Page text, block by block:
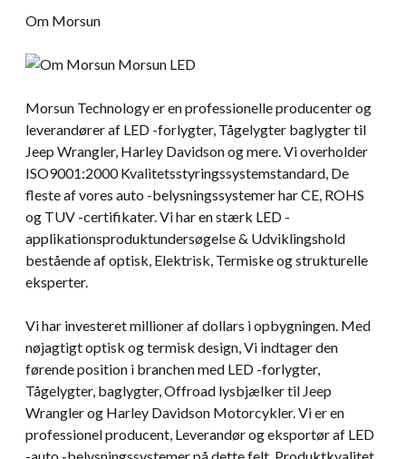
Om Morsun
Morsun Technology er en professionelle producenter og
leverandører af LED -forlygter, Tågelygter baglygter til
Jeep Wrangler, Harley Davidson og mere. Vi overholder
ISO9001:2000 Kvalitetsstyringssystemstandard, De
fleste af vores auto -belysningssystemer har CE, ROHS
og TUV -certifikater. Vi har en stærk LED -
applikationsproduktundersøgelse & Udviklingshold
bestående af optisk, Elektrisk, Termiske og strukturelle
eksperter.
Vi har investeret millioner af dollars i opbygningen. Med
nøjagtigt optisk og termisk design, Vi indtager den
førende position i branchen med LED -forlygter,
Tågelygter, baglygter, Offroad lysbjælker til Jeep
Wrangler og Harley Davidson Motorcykler. Vi er en
professionel producent, Leverandør og eksportør af LED